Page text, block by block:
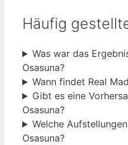
Häufig
Was war das
Osasuna?
Wann findet Real
Gibt es eine
Osasuna?
Welche
Osasuna?